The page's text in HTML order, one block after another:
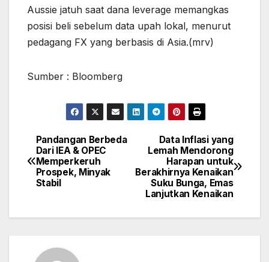
Aussie jatuh saat dana leverage memangkas
posisi beli sebelum data upah lokal, menurut
pedagang FX yang berbasis di Asia.(mrv)
Sumber : Bloomberg
Post
navigation
Data Inflasi yang
Lemah Mendorong
Harapan untuk
Berakhirnya Kenaikan
Suku Bunga, Emas
Lanjutkan Kenaikan
Pandangan Berbeda
Dari IEA & OPEC
Memperkeruh
Prospek, Minyak
Stabil